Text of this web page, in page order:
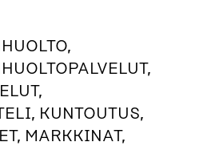
KUNTOUTUS,
MARKKINAT,